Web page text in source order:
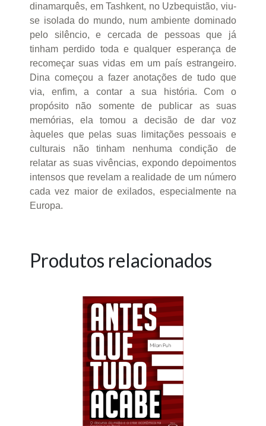
dinamarquês, em Tashkent, no Uzbequistão, viu-
se isolada do mundo, num ambiente dominado
pelo silêncio, e cercada de pessoas que já
tinham perdido toda e qualquer esperança de
recomeçar suas vidas em um país estrangeiro.
Dina começou a fazer anotações de tudo que
via, enfim, a contar a sua história. Com o
propósito não somente de publicar as suas
memórias, ela tomou a decisão de dar voz
àqueles que pelas suas limitações pessoais e
culturais não tinham nenhuma condição de
relatar as suas vivências, expondo depoimentos
intensos que revelam a realidade de um número
cada vez maior de exilados, especialmente na
Europa.
Produtos relacionados